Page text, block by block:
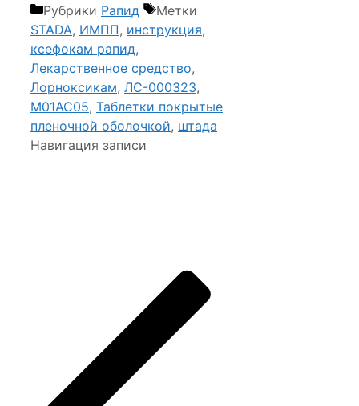
Рубрики Рапид
Метки
STADA, ИМПП, инструкция,
ксефокам рапид,
Лекарственное средство,
Лорноксикам, ЛС-000323,
М01АС05, Таблетки покрытые
пленочной оболочкой, штада
Навигация записи